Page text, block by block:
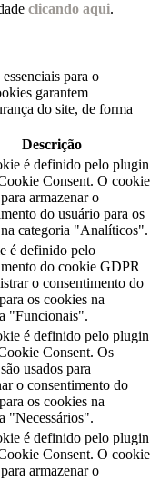
clicando aqui.
para o
garantem
do site, de forma
Descrição
é definido pelo plugin
Consent. O cookie
armazenar o
do usuário para os
categoria "Analíticos".
é definido pelo
do cookie GDPR
o consentimento do
os cookies na
"Funcionais".
é definido pelo plugin
Consent. Os
usados ​​para
o consentimento do
os cookies na
"Necessários".
é definido pelo plugin
Consent. O cookie
armazenar o